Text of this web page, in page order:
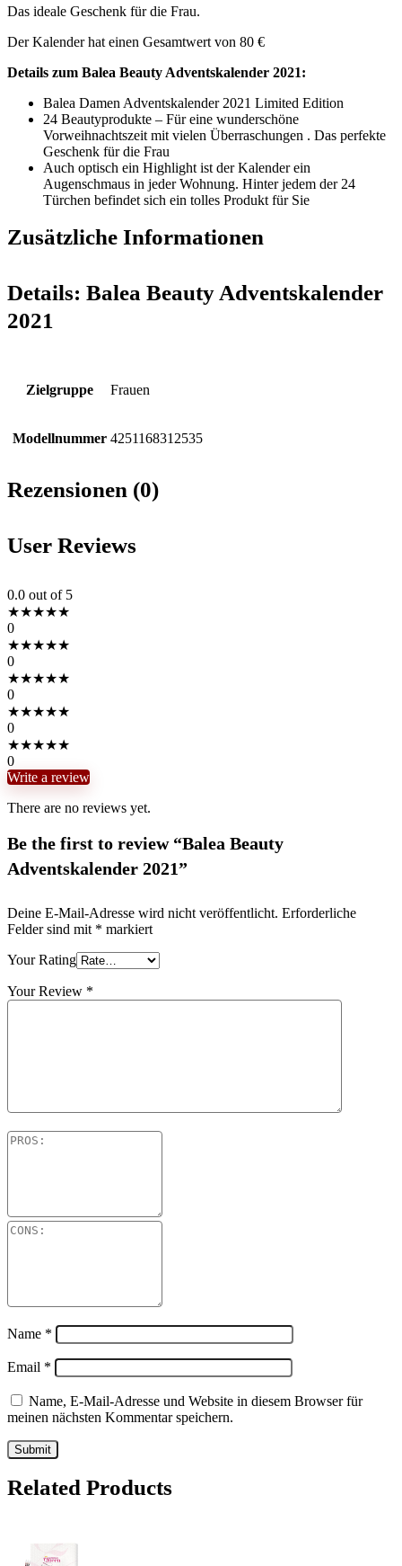
Das ideale Geschenk für die Frau.
Der Kalender hat einen Gesamtwert von 80 €
Details zum Balea Beauty Adventskalender 2021:
Balea Damen Adventskalender 2021 Limited Edition
24 Beautyprodukte – Für eine wunderschöne
Vorweihnachtszeit mit vielen Überraschungen . Das perfekte
Geschenk für die Frau
Auch optisch ein Highlight ist der Kalender ein
Augenschmaus in jeder Wohnung. Hinter jedem der 24
Türchen befindet sich ein tolles Produkt für Sie
Zusätzliche Informationen
Details: Balea Beauty Adventskalender
2021
Zielgruppe Frauen
Modellnummer 4251168312535
Rezensionen (0)
User Reviews
0.0 out of 5
★★★★★
0
★★★★★
0
★★★★★
0
★★★★★
0
★★★★★
0
Write a review
There are no reviews yet.
Be the first to review “Balea Beauty
Adventskalender 2021”
Deine E-Mail-Adresse wird nicht veröffentlicht. Erforderliche
Felder sind mit * markiert
Your Rating
Your Review *
Name *
Email *
Name, E-Mail-Adresse und Website in diesem Browser für
meinen nächsten Kommentar speichern.
Related Products